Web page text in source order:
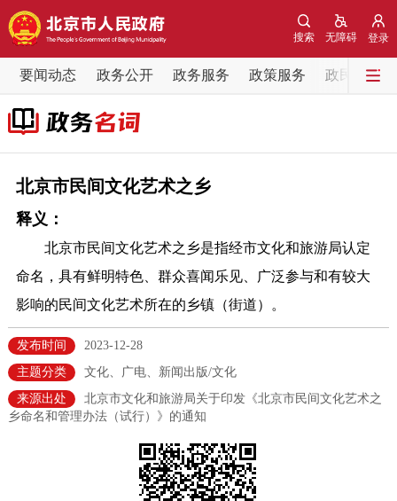
登录
无障碍
搜索
要闻动态 政务公开 政务服务 政策服务 政民互动
要闻动态
党中央精神
各区热点
政务公开
市领导 机构职能
政策兑现 政策解读
决策公开 专题公开
北京市民间文化艺术之乡
释义：
北京市民间文化艺术之乡是指经市文化和旅游局认定
命名，具有鲜明特色、群众喜闻乐见、广泛参与和有较大
影响的民间文化艺术所在的乡镇（街道）。
发布时间
2023-12-28
主题分类
文化、广电、新闻出版/文化
来源出处
北京市文化和旅游局关于印发《北京市民间文化艺术之
乡命名和管理办法（试行）》的通知